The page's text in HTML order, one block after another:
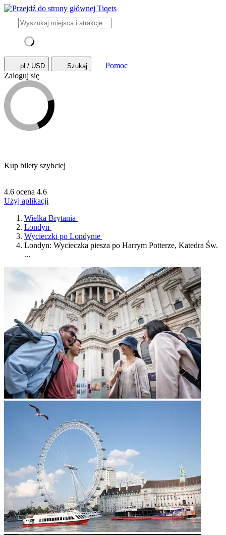
pl / USD Szukaj
Pomoc
Zaloguj się
Kup bilety szybciej
4.6 ocena 4.6
Użyj aplikacji
Wielka Brytania
Londyn
Wycieczki po Londynie
Londyn: Wycieczka piesza po Harrym Potterze, Katedra Św.
...